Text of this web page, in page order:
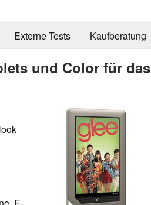
Externe Tests Kaufberatung
und Color für das